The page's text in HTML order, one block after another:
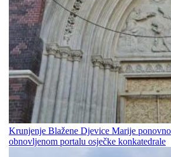
Krunjenje Blažene Djevice Marije
obnovljenom portalu osječke konkatedrale